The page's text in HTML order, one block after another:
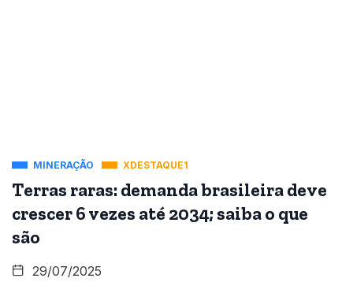
MINERAÇÃO XDESTAQUE1
Terras raras: demanda brasileira deve
crescer 6 vezes até 2034; saiba o que
são
29/07/2025